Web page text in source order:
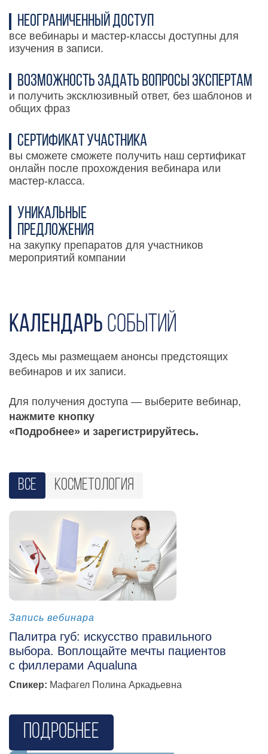
НеОГРАНИЧЕННЫЙ ДОСТУП
все вебинары и мастер-классы доступны для
изучения в записи.
Возможность задать вопросы экспертам
и получить эксклюзивный ответ, без шаблонов и
общих фраз
Сертификат участника
вы сможете сможете получить наш сертификат
онлайн после прохождения вебинара или
мастер-класса.
Уникальные
предложения
на закупку препаратов для участников
мероприятий компании
Календарь событий
Здесь мы размещаем анонсы предстоящих
вебинаров и их записи.
Для получения доступа — выберите вебинар,
нажмите кнопку
«Подробнее» и зарегистрируйтесь.
Все косметология
косметология
Запись вебинара
Палитра губ: искусство правильного
выбора. Воплощайте мечты пациентов
с филлерами Aqualuna
Спикер: Мафагел Полина Аркадьевна
Подробнее